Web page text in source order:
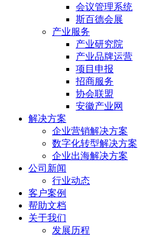
会议管理系统
斯百德会展
产业服务
产业研究院
产业品牌运营
项目申报
招商服务
协会联盟
安徽产业网
解决方案
企业营销解决方案
数字化转型解决方案
企业出海解决方案
公司新闻
行业动态
客户案例
帮助文档
关于我们
发展历程